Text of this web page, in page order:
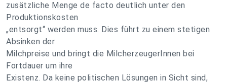
zusätzliche Menge de facto deutlich unter den
Produktionskosten
„entsorgt“ werden muss. Dies führt zu einem stetigen
Absinken der
Milchpreise und bringt die MilcherzeugerInnen bei
Fortdauer um ihre
Existenz. Da keine politischen Lösungen in Sicht sind,